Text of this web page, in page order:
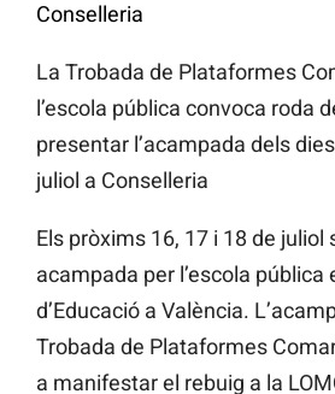
Conselleria
La Trobada de Plataformes
l’escola pública convoca roda
presentar l’acampada dels
juliol a Conselleria
Els pròxims 16, 17 i 18 de juliol
acampada per l’escola pública
d’Educació a València.
Trobada de Plataformes
a manifestar el rebuig a la